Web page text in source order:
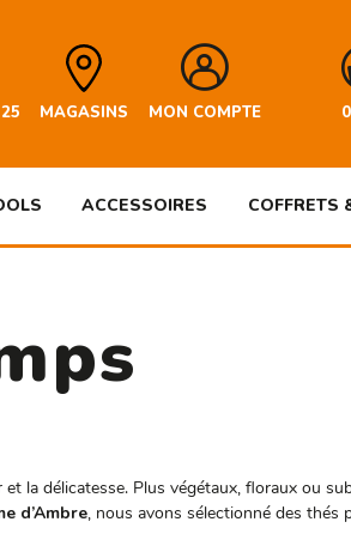
MAGASINS MON COMPTE
ACCESSOIRES COFFRETS
la délicatesse. Plus végétaux, floraux ou
d’Ambre, nous avons sélectionné des thés